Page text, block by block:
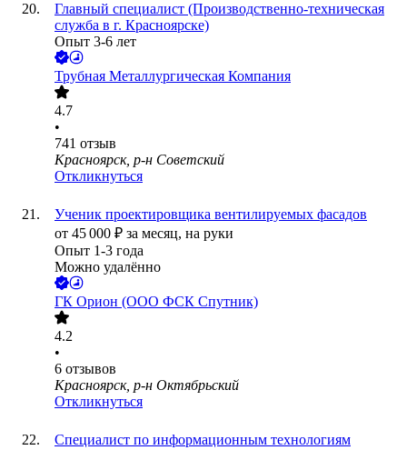
Главный специалист (Производственно-техническая
служба в г. Красноярске)
Опыт 3-6 лет
Трубная Металлургическая Компания
4.7
•
741 отзыв
Красноярск, р-н Советский
Откликнуться
Ученик проектировщика вентилируемых фасадов
от 45 000 ₽ за месяц, на руки
Опыт 1-3 года
Можно удалённо
ГК Орион (ООО ФСК Спутник)
4.2
•
6 отзывов
Красноярск, р-н Октябрьский
Откликнуться
Специалист по информационным технологиям